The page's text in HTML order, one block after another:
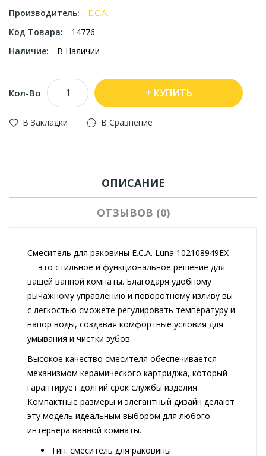
Производитель:
E.C.A.
Код Товара:
14776
Наличие:
В Наличии
Кол-Во КУПИТЬ
В Закладки В Сравнение
ОПИСАНИЕ
ОТЗЫВОВ (0)
Смеситель для раковины E.C.A. Luna 102108949EX
— это стильное и функциональное решение для
вашей ванной комнаты. Благодаря удобному
рычажному управлению и поворотному изливу вы
с легкостью сможете регулировать температуру и
напор воды, создавая комфортные условия для
умывания и чистки зубов.
Высокое качество смесителя обеспечивается
механизмом керамического картриджа, который
гарантирует долгий срок службы изделия.
Компактные размеры и элегантный дизайн делают
эту модель идеальным выбором для любого
интерьера ванной комнаты.
Тип: смеситель для раковины